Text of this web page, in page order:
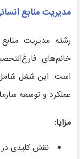
مدیریت منابع
رشته مدیریت
خانم‌های
است. این شغل شامل
عملکرد و توسعه
مزایا:
نقش کلیدی